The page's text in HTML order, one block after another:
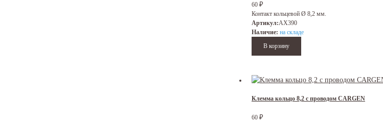
60 ₽
Контакт кольцевой Ø 8,2 мм.
Артикул:AX390
Наличие: на складе
Клемма кольцо 8,2 с проводом CARGEN
60 ₽